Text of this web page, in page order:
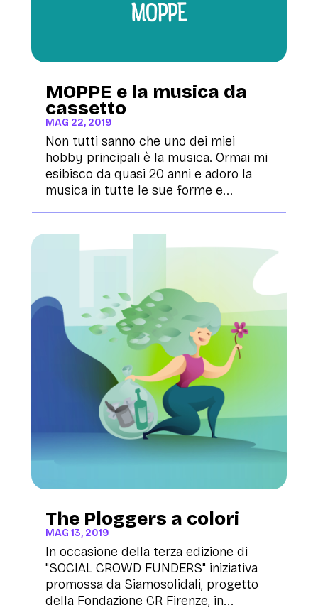
MOPPE e la musica da
cassetto
MAG 22, 2019
Non tutti sanno che uno dei miei
hobby principali è la musica. Ormai mi
esibisco da quasi 20 anni e adoro la
musica in tutte le sue forme e...
The Ploggers a colori
MAG 13, 2019
In occasione della terza edizione di
"SOCIAL CROWD FUNDERS" iniziativa
promossa da Siamosolidali, progetto
della Fondazione CR Firenze, in...